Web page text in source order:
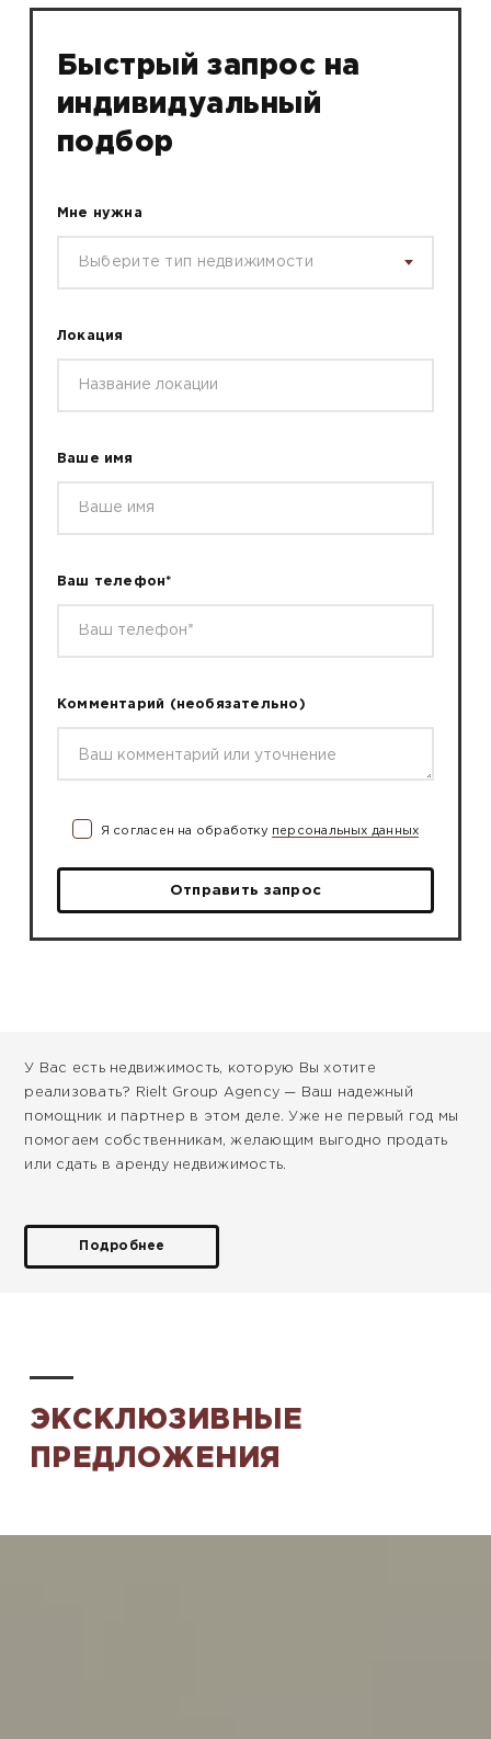
Быстрый запрос на
индивидуальный
подбор
Мне нужна
Выберите тип недвижимости
Локация
Ваше имя
Ваш телефон*
Комментарий (необязательно)
Я согласен на обработку персональных данных
Отправить запрос
У Вас есть недвижимость, которую Вы хотите
реализовать? Rielt Group Agency — Ваш надежный
помощник и партнер в этом деле. Уже не первый год мы
помогаем собственникам, желающим выгодно продать
или сдать в аренду недвижимость.
Подробнее
ЭКСКЛЮЗИВНЫЕ
ПРЕДЛОЖЕНИЯ